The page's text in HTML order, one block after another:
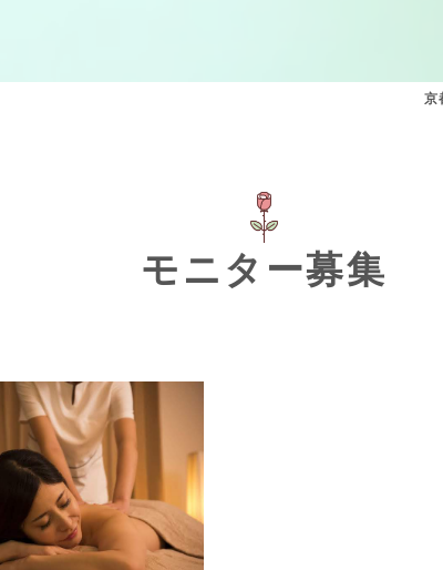
京
モニター募集